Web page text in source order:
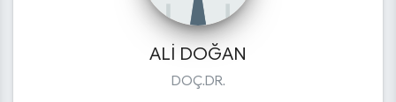
ALİ DOĞAN
DOÇ.DR.